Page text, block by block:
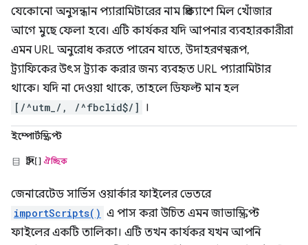
যেকোনো অনুসন্ধান প্যারামিটারের নাম প্রিক্যাশে মিল খোঁজার
আগে মুছে ফেলা হবে। এটি কার্যকর যদি আপনার ব্যবহারকারীরা
এমন URL অনুরোধ করতে পারেন যাতে, উদাহরণস্বরূপ,
ট্র্যাফিকের উৎস ট্র্যাক করার জন্য ব্যবহৃত URL প্যারামিটার
থাকে। যদি না দেওয়া থাকে, তাহলে ডিফল্ট মান হল
[/^utm_/, /^fbclid$/] ।
ইম্পোর্টস্ক্রিপ্ট
স্ট্রিং[] ঐচ্ছিক
জেনারেটেড সার্ভিস ওয়ার্কার ফাইলের ভেতরে
importScripts() এ পাস করা উচিত এমন জাভাস্ক্রিপ্ট
ফাইলের একটি তালিকা। এটি তখন কার্যকর যখন আপনি